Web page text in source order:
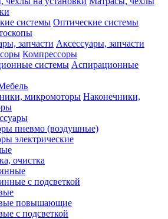
Оптические системы
Аксессуары, запчасти
Компрессоры
Аспирационные
Наконечники,
пневмо (воздушные)
электрические
очистка
с подсветкой
повышающие
с подсветкой